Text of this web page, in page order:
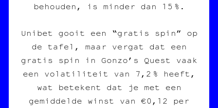
behouden, is minder dan 15 %.
Unibet gooit een “gratis spin” op
de tafel, maar vergat dat een
gratis spin in Gonzo’s Quest vaak
een volatiliteit van 7,2 % heeft,
wat betekent dat je met een
gemiddelde winst van €0,12 per